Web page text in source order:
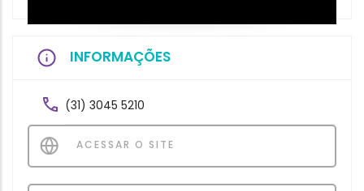
INFORMAÇÕES
(31) 3045 5210
ACESSAR O SITE